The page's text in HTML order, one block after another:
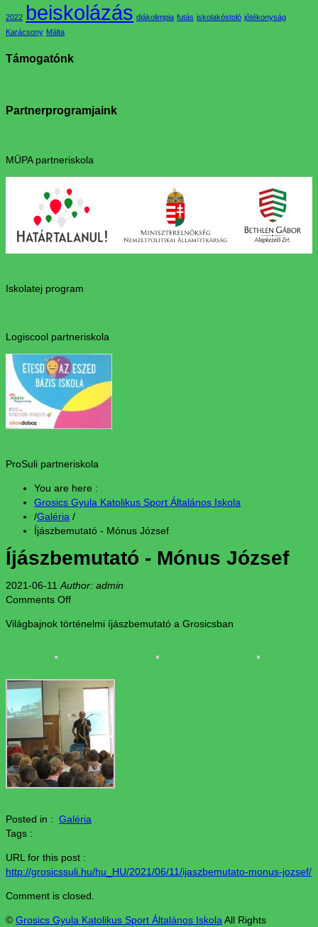
2022 beiskolázás diákolimpia futás iskolakóstoló jótékonyság
Karácsony Málta
Támogatónk
Partnerprogramjaink
MÜPA partneriskola
Iskolatej program
Logiscool partneriskola
ProSuli partneriskola
You are here :
Grosics Gyula Katolikus Sport Általános Iskola
/Galéria /
Íjászbemutató - Mónus József
Íjászbemutató - Mónus József
2021-06-11 Author: admin
Comments Off
Világbajnok történelmi íjászbemutató a Grosicsban
Posted in : Galéria
Tags :
URL for this post :
http://grosicssuli.hu/hu_HU/2021/06/11/ijaszbemutato-monus-jozsef/
Comment is closed.
© Grosics Gyula Katolikus Sport Általános IskolaAll Rights